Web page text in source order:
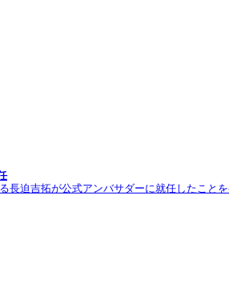
迫吉拓が公式アンバサダーに就任したこと